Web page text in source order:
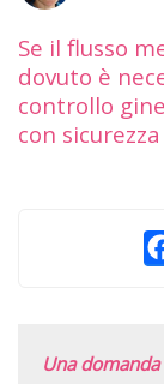
Se il flusso
dovuto è
controllo
con
Una